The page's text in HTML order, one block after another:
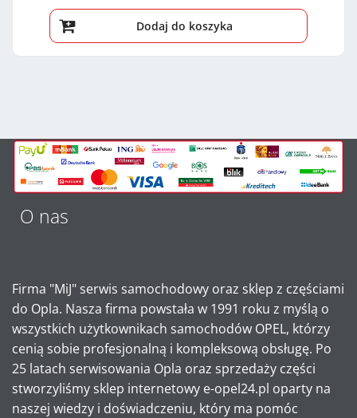
Dodaj do koszyka
O nas
Firma "MiJ" serwis samochodowy oraz sklep z częściami
do Opla. Nasza firma powstała w 1991 roku z myślą o
wszystkich użytkownikach samochodów OPEL, którzy
cenią sobie profesjonalną i kompleksową obsługę. Po
25 latach serwisowania Opla oraz sprzedaży części
stworzyliśmy sklep internetowy e-opel24.pl oparty na
naszej wiedzy i doświadczeniu, który ma pomóc